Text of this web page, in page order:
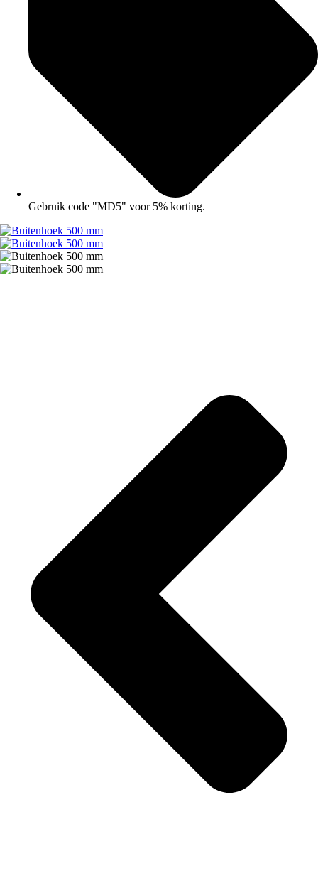
Gebruik code "MD5" voor 5% korting.